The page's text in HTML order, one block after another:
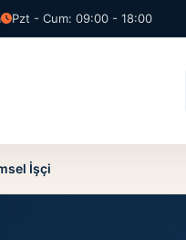
Pzt - Cum: 09:00 - 18:00
İşçi